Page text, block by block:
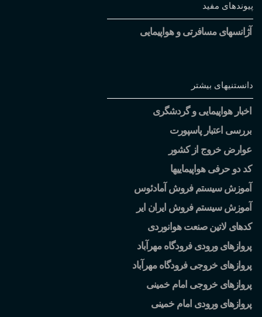
پیوندهای مفید
آژانسهای مسافرتی و هواپیمایی
دانستنیهای بیشتر
اخبار هواپیمایی و گردشگری
بررسی اعتبار پاسپورت
عوارض خروج از کشور
کد دو حرفی هواپیماییها
آموزش سیستم فروش آمادئوس
آموزش سیستم فروش ایران ایر
کدهای لاتین صنعت هوانوردی
پروازهای ورودی فرودگاه مهرآباد
پروازهای خروجی فرودگاه مهرآباد
پروازهای خروجی امام خمینی
پروازهای ورودی امام خمینی